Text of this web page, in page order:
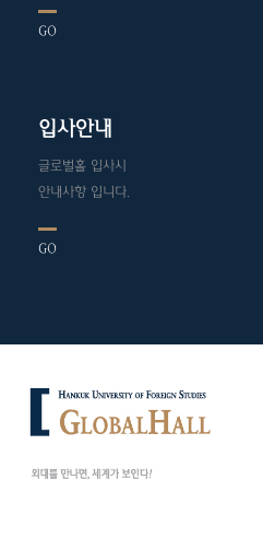
GO
입사안내
글로벌홀 입사시
안내사항 입니다.
GO